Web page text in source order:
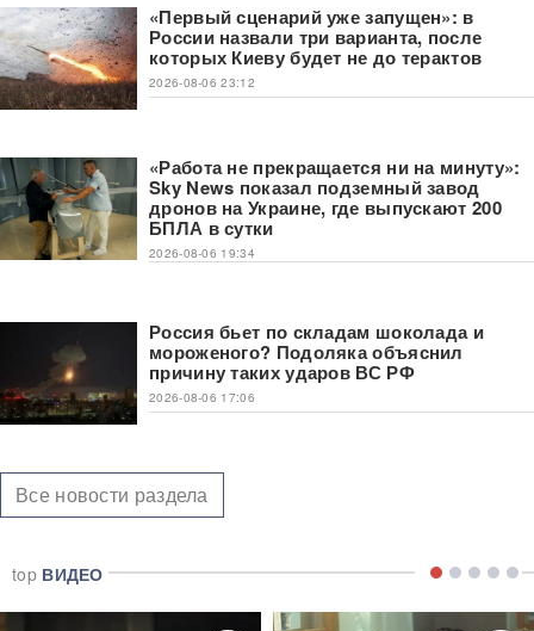
«Первый сценарий уже запущен»: в
России назвали три варианта, после
которых Киеву будет не до терактов
2026-08-06 23:12
«Работа не прекращается ни на минуту»:
Sky News показал подземный завод
дронов на Украине, где выпускают 200
БПЛА в сутки
2026-08-06 19:34
Россия бьет по складам шоколада и
мороженого? Подоляка объяснил
причину таких ударов ВС РФ
2026-08-06 17:06
Все новости раздела
top ВИДЕО